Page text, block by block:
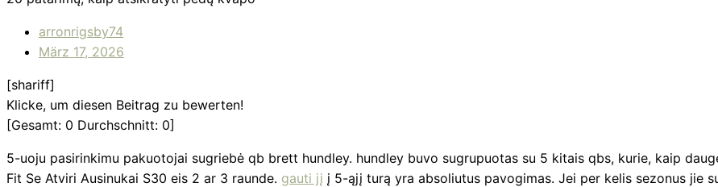
arronrigsby74
März 17, 2026
[shariff]
Klicke, um diesen Beitrag zu bewerten!
[Gesamt: 0 Durchschnitt: 0]
5-uoju pasirinkimu pakuotojai sugriebė qb brett hundley. hundley buvo sugrupuotas su 5 kitais qbs, kurie, kaip
Fit Se Atviri Ausinukai S30 eis 2 ar 3 raunde. gauti jį į 5-ąjį turą yra absoliutus pavogimas. Jei per kelis sezonus jie